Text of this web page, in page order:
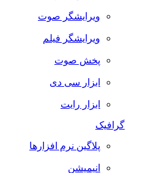
ویرایشگر صوت
ویرایشگر فیلم
پخش صوت
ابزار سی دی
ابزار رایت
گرافیک
پلاگین نرم افزارها
انیمیشن